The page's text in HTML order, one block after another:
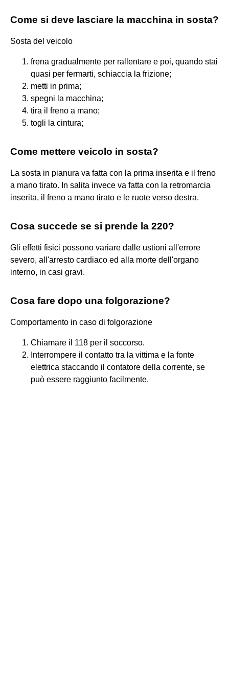
Come si deve lasciare la macchina in sosta?
Sosta del veicolo
frena gradualmente per rallentare e poi, quando stai
quasi per fermarti, schiaccia la frizione;
metti in prima;
spegni la macchina;
tira il freno a mano;
togli la cintura;
Come mettere veicolo in sosta?
La sosta in pianura va fatta con la prima inserita e il freno
a mano tirato. In salita invece va fatta con la retromarcia
inserita, il freno a mano tirato e le ruote verso destra.
Cosa succede se si prende la 220?
Gli effetti fisici possono variare dalle ustioni all'errore
severo, all'arresto cardiaco ed alla morte dell'organo
interno, in casi gravi.
Cosa fare dopo una folgorazione?
Comportamento in caso di folgorazione
Chiamare il 118 per il soccorso.
Interrompere il contatto tra la vittima e la fonte
elettrica staccando il contatore della corrente, se
può essere raggiunto facilmente.